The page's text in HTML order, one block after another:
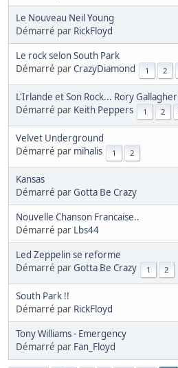
Le Nouveau Neil Young
Démarré par RickFloyd
Le rock selon South Park
Démarré parCrazyDiamond 1 2
L'Irlande et Son Rock... Rory
Démarré par Keith Peppers 1 2
Velvet Underground
Démarré par mihalis 1 2
Kansas
Démarré parGotta Be Crazy
Nouvelle Chanson Francaise..
Démarré par Lbs44
Led Zeppelin se reforme
Démarré parGotta Be Crazy 1 2
South Park !!
Démarré par RickFloyd
Tony Williams - Emergency
Démarré par Fan_Floyd